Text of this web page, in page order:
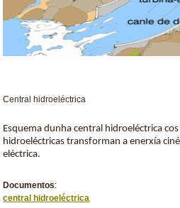
Central hidroeléctrica
Esquema dunha central hidroeléctrica
hidroeléctricas transforman a enerxía
eléctrica.
Documentos:
central hidroeléctrica